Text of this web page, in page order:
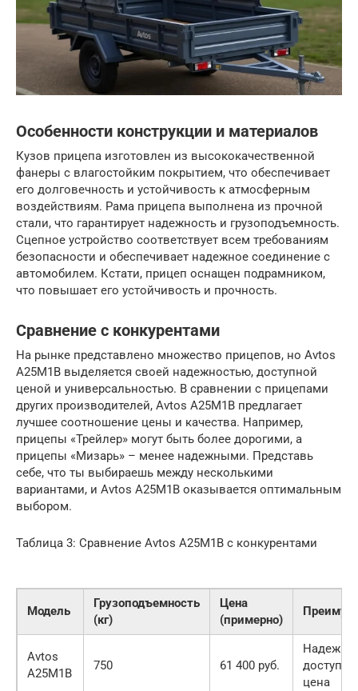
Особенности конструкции и материалов
Кузов прицепа изготовлен из высококачественной
фанеры с влагостойким покрытием, что обеспечивает
его долговечность и устойчивость к атмосферным
воздействиям. Рама прицепа выполнена из прочной
стали, что гарантирует надежность и грузоподъемность.
Сцепное устройство соответствует всем требованиям
безопасности и обеспечивает надежное соединение с
автомобилем. Кстати, прицеп оснащен подрамником,
что повышает его устойчивость и прочность.
Сравнение с конкурентами
На рынке представлено множество прицепов, но Avtos
A25M1B выделяется своей надежностью, доступной
ценой и универсальностью. В сравнении с прицепами
других производителей, Avtos A25M1B предлагает
лучшее соотношение цены и качества. Например,
прицепы «Трейлер» могут быть более дорогими, а
прицепы «Мизарь» – менее надежными. Представь
себе, что ты выбираешь между несколькими
вариантами, и Avtos A25M1B оказывается оптимальным
выбором.
Таблица 3: Сравнение Avtos A25M1B с конкурентами
Модель
Грузоподъемность
(кг)
Цена
(примерно)
Avtos
A25M1B
750 61 400 руб.
цена